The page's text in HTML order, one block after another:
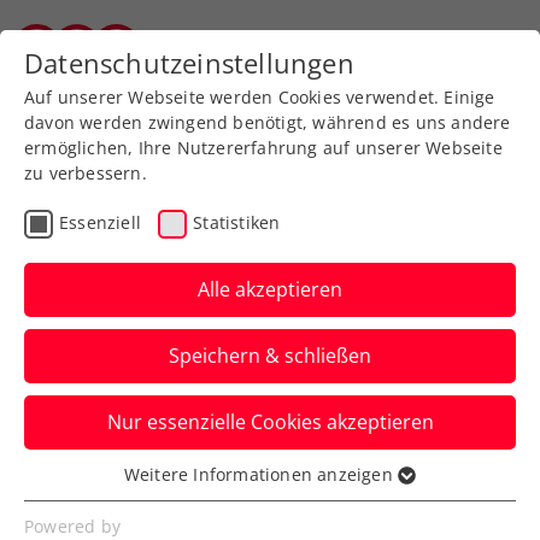
Aktuelle News
News filtern
Datenschutzeinstellungen
Auf unserer Webseite werden Cookies verwendet. Einige
davon werden zwingend benötigt, während es uns andere
ermöglichen, Ihre Nutzererfahrung auf unserer Webseite
zu verbessern.
Essenziell Statistiken
Alle akzeptieren
Speichern & schließen
Nur essenzielle Cookies akzeptieren
Essenziell
Essenzielle Cookies werden für grundlegende
Weitere Informationen anzeigen
Powered by